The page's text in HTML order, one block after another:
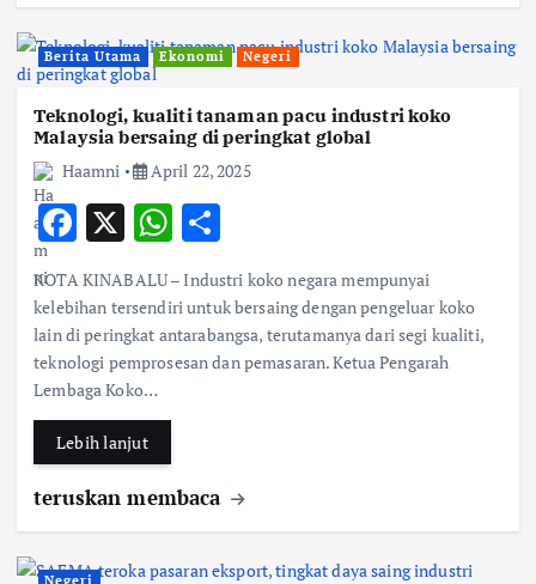
Berita Utama Ekonomi Negeri
Teknologi, kualiti tanaman pacu industri koko
Malaysia bersaing di peringkat global
Haamni
April 22, 2025
F
ac
e
b
o
o
k
X W
h
at
s
A
h
ar
e
KOTA KINABALU – Industri koko negara mempunyai
kelebihan tersendiri untuk bersaing dengan pengeluar koko
lain di peringkat antarabangsa, terutamanya dari segi kualiti,
teknologi pemprosesan dan pemasaran. Ketua Pengarah
Lembaga Koko…
Lebih lanjut
teruskan membaca
Negeri